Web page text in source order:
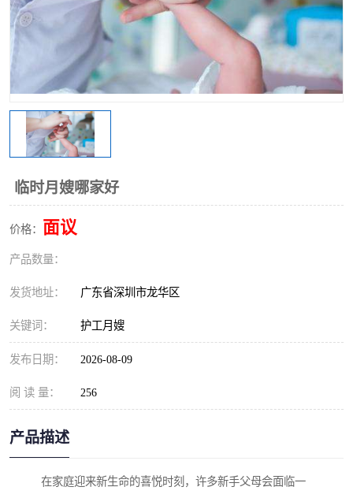
临时月嫂哪家好
价格： 面议
产品数量：
发货地址： 广东省深圳市龙华区
关键词： 护工月嫂
发布日期： 2026-08-09
阅 读 量： 256
产品描述
在家庭迎来新生命的喜悦时刻，许多新手父母会面临一